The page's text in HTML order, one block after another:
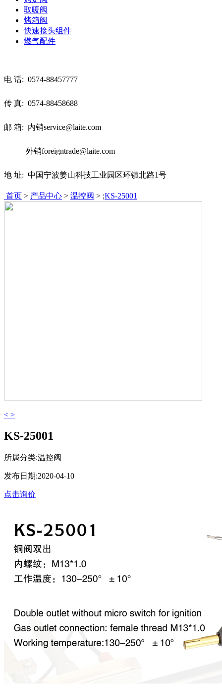
取暖阀
烤箱阀
快速接头组件
燃气配件
电 话: 0574-88457777
传 真: 0574-88458688
邮 箱: 内销service@laite.com
外销foreigntrade@laite.com
地 址: 中国宁波姜山科技工业园区环镇北路1号
首页 > 产品中心 > 温控阀 > ;KS-25001
< >
KS-25001
所属分类:温控阀
发布日期:2020-04-10
点击询价